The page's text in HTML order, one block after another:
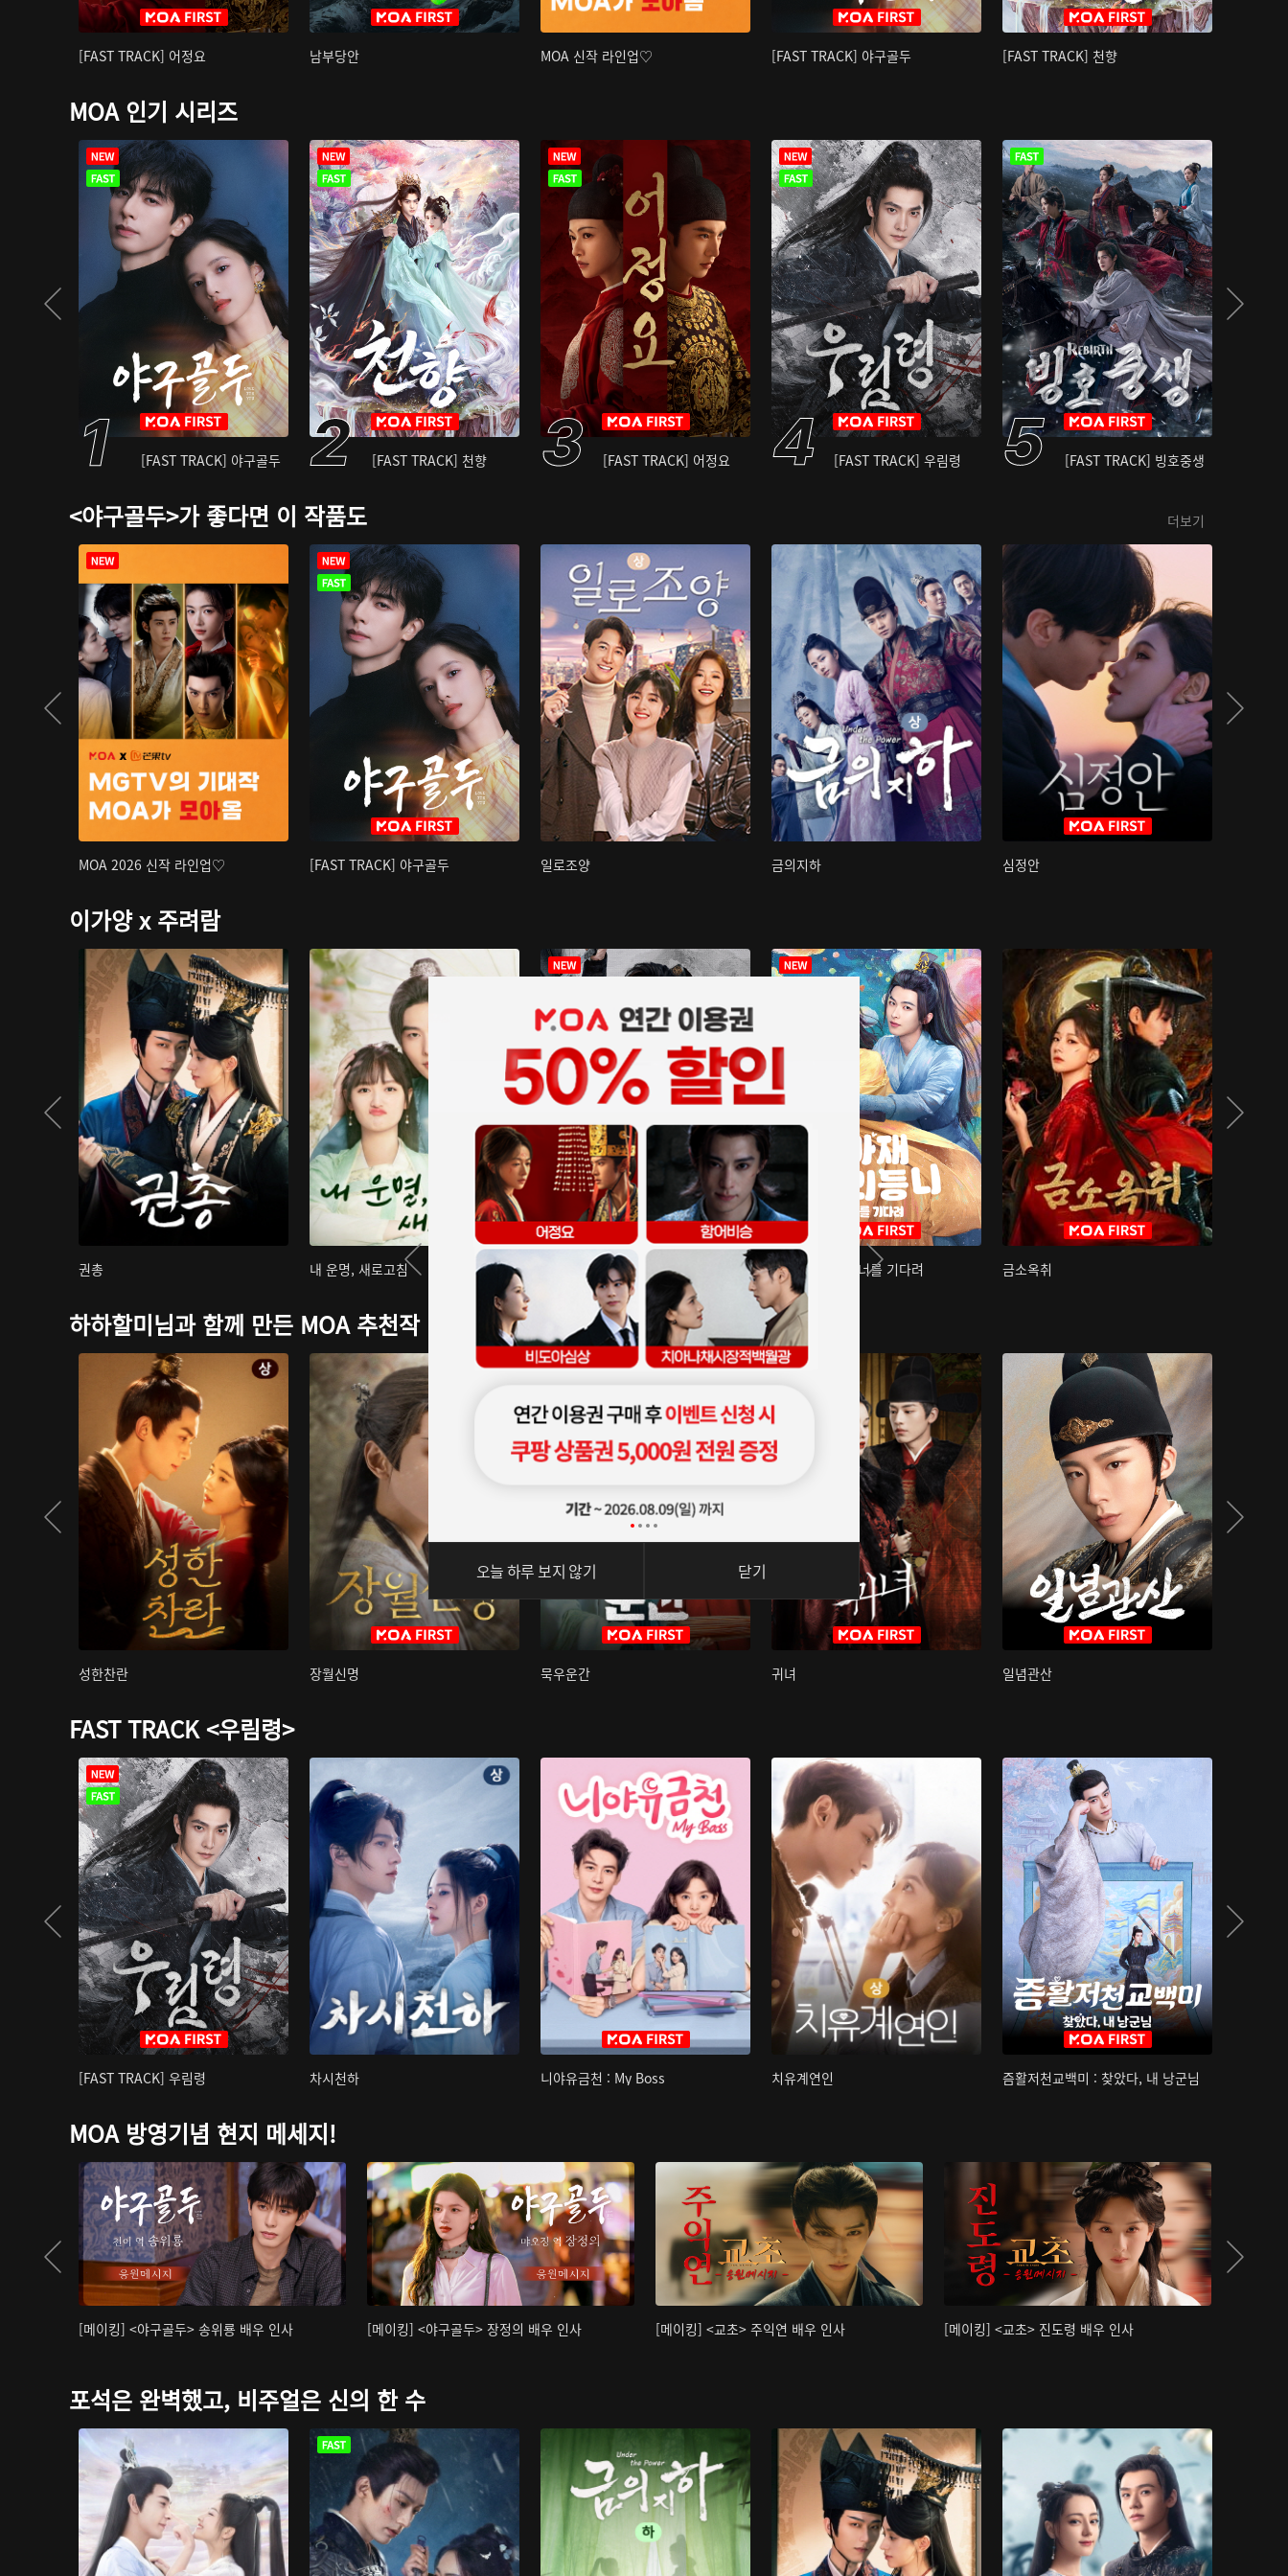
[FAST TRACK] 어정요 남부당안 MOA 신작 라인업♡ [FAST TRACK] 야구골두 [FAST TRACK] 천향
MOA 인기 시리즈
[FAST TRACK] 야구골두 [FAST TRACK] 천향 [FAST TRACK] 어정요 [FAST TRACK] 우림령 [FAST TRACK] 빙호중생
<야구골두>가 좋다면 이 작품도 더보기
MOA 2026 신작 라인업♡ [FAST TRACK] 야구골두 일로조양 금의지하 심정안
이가양 x 주려람
권총 내 운명, 새로고침 아재저리등니 : 너를 기다려 금소옥취
하하할미님과 함께 만든 MOA 추천작
성한찬란 장월신명 묵우운간 귀녀 일념관산
FAST TRACK <우림령>
[FAST TRACK] 우림령 차시천하 니야유금천 : My Boss 치유계연인 즘활저천교백미 : 찾았다, 내 낭군님
MOA 방영기념 현지 메세지!
[메이킹] <야구골두> 송위룡 배우 인사 [메이킹] <야구골두> 장정의 배우 인사 [메이킹] <교초> 주익연 배우 인사 [메이킹] <교초> 진도령 배우 인사
포석은 완벽했고, 비주얼은 신의 한 수
오늘 하루 보지 않기 닫기